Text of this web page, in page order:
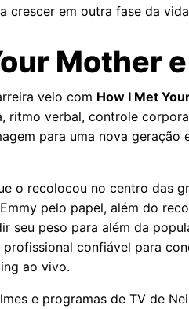
crescer em outra fase da
Mother
veio com How I Met
ritmo verbal, controle
para uma nova
o recolocou no centro das
pelo papel, além do
seu peso para além da
confiável para
ao vivo.
e programas de TV de